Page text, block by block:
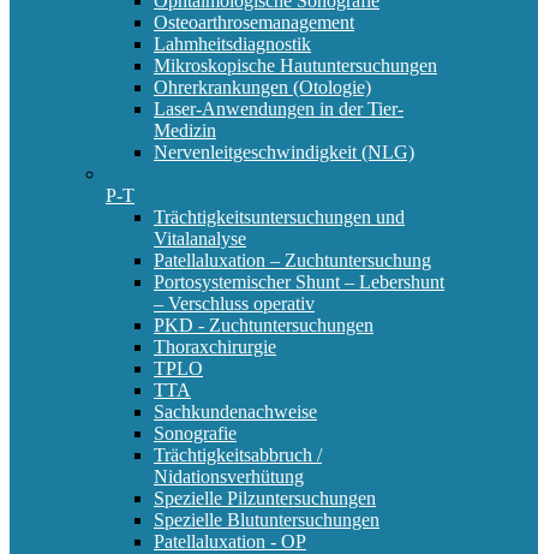
Osteoarthrosemanagement
Lahmheitsdiagnostik
Mikroskopische Hautuntersuchungen
Ohrerkrankungen (Otologie)
Laser-Anwendungen in der Tier-
Medizin
Nervenleitgeschwindigkeit (NLG)
P-T
Trächtigkeitsuntersuchungen und
Vitalanalyse
Patellaluxation – Zuchtuntersuchung
Portosystemischer Shunt – Lebershunt
– Verschluss operativ
PKD - Zuchtuntersuchungen
Thoraxchirurgie
TPLO
TTA
Sachkundenachweise
Sonografie
Trächtigkeitsabbruch /
Nidationsverhütung
Spezielle Pilzuntersuchungen
Spezielle Blutuntersuchungen
Patellaluxation - OP